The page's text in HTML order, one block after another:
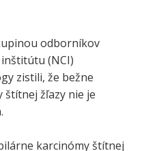
odborníkov
(NCI)
zistili, že bežne
žľazy nie je
karcinómy štítnej